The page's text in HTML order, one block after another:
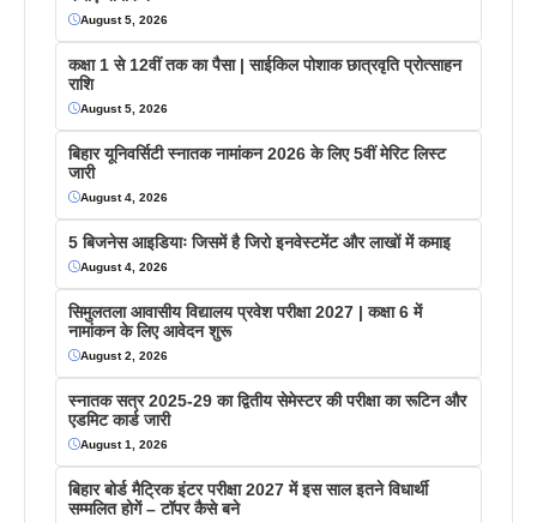
August 5, 2026
कक्षा 1 से 12वीं तक का पैसा | साईकिल पोशाक छात्रवृति प्रोत्साहन
राशि
August 5, 2026
बिहार यूनिवर्सिटी स्नातक नामांकन 2026 के लिए 5वीं मेरिट लिस्ट
जारी
August 4, 2026
5 बिजनेस आइडियाः जिसमें है जिरो इनवेस्टमेंट और लाखों में कमाइ
August 4, 2026
सिमुलतला आवासीय विद्यालय प्रवेश परीक्षा 2027 | कक्षा 6 में
नामांकन के लिए आवेदन शुरू
August 2, 2026
स्नातक सत्र 2025-29 का द्वितीय सेमेस्टर की परीक्षा का रूटिन और
एडमिट कार्ड जारी
August 1, 2026
बिहार बोर्ड मैट्रिक इंटर परीक्षा 2027 में इस साल इतने विधार्थी
सम्मलित होगें – टॉपर कैसे बने